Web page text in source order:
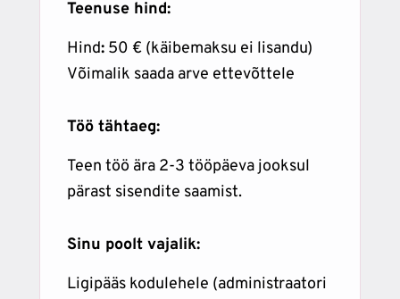
Teenuse hind:
Hind: 50 € (käibemaksu ei lisandu)
Võimalik saada arve ettevõttele
Töö tähtaeg:
Teen töö ära 2-3 tööpäeva jooksul
pärast sisendite saamist.
Sinu poolt vajalik:
Ligipääs kodulehele (administraatori